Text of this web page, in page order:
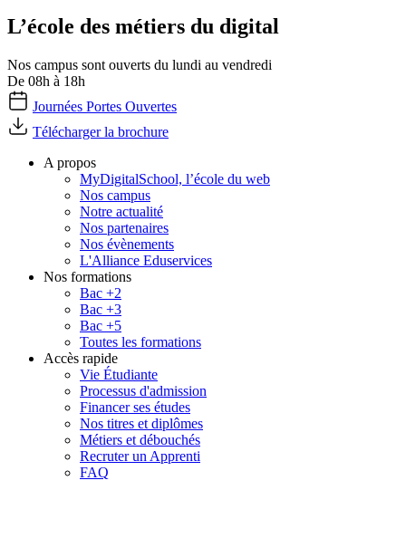
L’école des métiers du digital
Nos campus sont ouverts du lundi au vendredi
De 08h à 18h
Journées Portes Ouvertes
Télécharger la brochure
A propos
MyDigitalSchool, l’école du web
Nos campus
Notre actualité
Nos partenaires
Nos évènements
L'Alliance Eduservices
Nos formations
Bac +2
Bac +3
Bac +5
Toutes les formations
Accès rapide
Vie Étudiante
Processus d'admission
Financer ses études
Nos titres et diplômes
Métiers et débouchés
Recruter un Apprenti
FAQ